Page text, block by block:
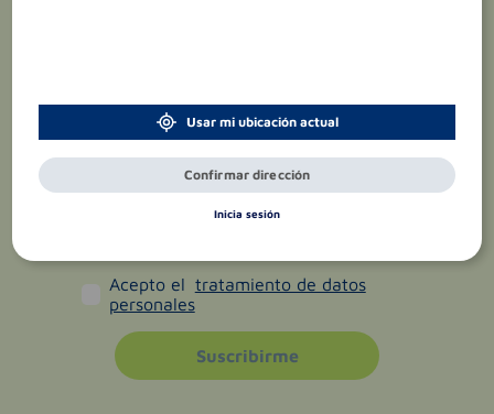
Acepto el tratamiento de datos
personales
Suscribirme
Usar mi ubicación actual
Confirmar dirección
Inicia sesión